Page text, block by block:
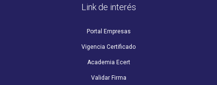
Link de interés
Portal Empresas
Vigencia Certificado
Academia Ecert
Validar Firma